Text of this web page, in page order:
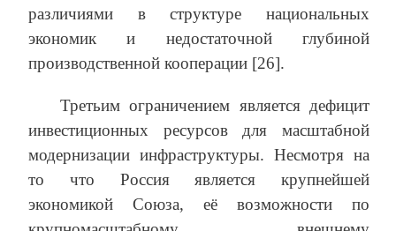
различиями в структуре национальных
экономик и недостаточной глубиной
производственной кооперации [26].
Третьим ограничением является дефицит
инвестиционных ресурсов для масштабной
модернизации инфраструктуры. Несмотря на
то что Россия является крупнейшей
экономикой Союза, её возможности по